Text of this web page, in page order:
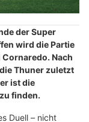
der Super
wird die Partie
Nach
Thuner zuletzt
ist die
finden.
Duell – nicht